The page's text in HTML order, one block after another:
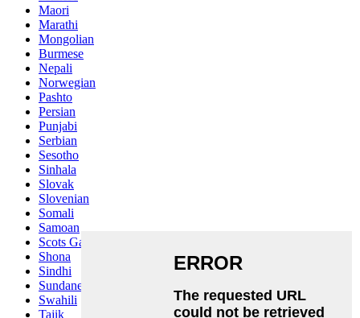
Maori
Marathi
Mongolian
Burmese
Nepali
Norwegian
Pashto
Persian
Punjabi
Serbian
Sesotho
Sinhala
Slovak
Slovenian
Somali
Samoan
Scots Gaelic
Shona
Sindhi
Sundanese
Swahili
Tajik